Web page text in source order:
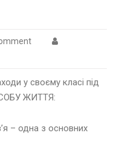
у своєму класі під
ЖИТТЯ:
– одна з основних